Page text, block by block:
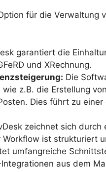
für die Verwaltung
garantiert die
und XRechnung.
Die
z.B. die Erstellung
Dies führt zu
zeichnet sich
ist strukturiert
umfangreiche
aus dem